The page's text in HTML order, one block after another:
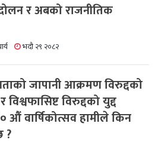
र अबको राजनीतिक
भदौ २९ २०८२
जापानी आक्रमण विरुद्दको
विरुद्दको युद्द
औं वार्षिकोत्सव हामीले किन
?